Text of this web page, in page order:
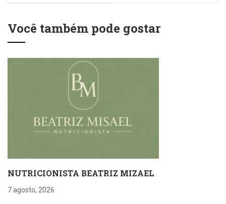
Você também pode gostar
NUTRICIONISTA BEATRIZ MIZAEL
7 agosto, 2026